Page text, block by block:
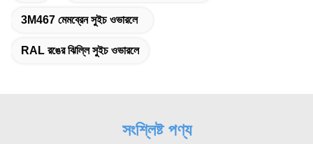
3M467 মেমব্রেন সুইচ ওভারলে
RAL রঙের ঝিল্লি সুইচ ওভারলে
সংশ্লিষ্ট পণ্য